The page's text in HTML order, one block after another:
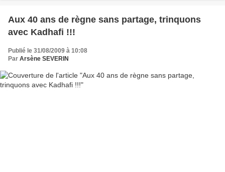
Aux 40 ans de règne sans partage, trinquons
avec Kadhafi !!!
Publié le 31/08/2009 à 10:08
Par Arsène SEVERIN